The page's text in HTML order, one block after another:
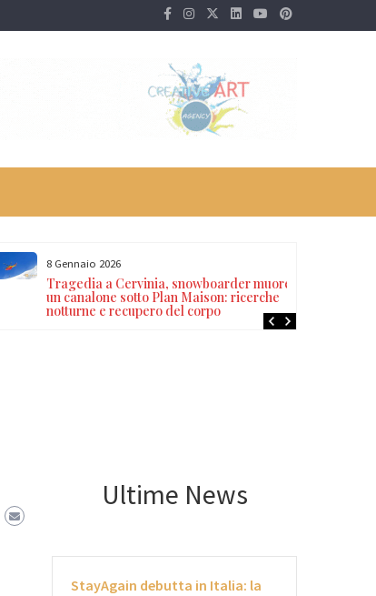
8 Gennaio 2026
Tragedia a Cervinia, snowboarder muore in
un canalone sotto Plan Maison: ricerche
notturne e recupero del corpo
Ultime News
StayAgain debutta in Italia: la